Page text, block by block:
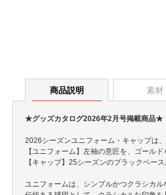
商品説明 素材
★グッズカタログ2026年2月号掲載商品★
2026シーズンユニフォーム・キャップは
【ユニフォーム】左袖の意匠を、ゴール
【キャップ】25シーズンのブラックベー
ユニフォームは、シンプルかつクラシカル